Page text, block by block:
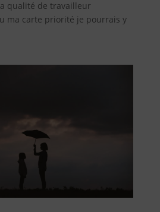
qualité de travailleur
ma carte priorité je pourrais y